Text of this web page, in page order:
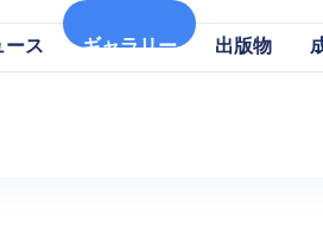
ス ギャラリー 出版物